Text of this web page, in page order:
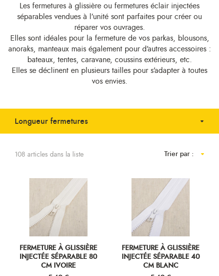
Les fermetures à glissière ou fermetures éclair injectées
séparables vendues à l’unité sont parfaites pour créer ou
réparer vos ouvrages.
Elles sont idéales pour la fermeture de vos parkas, blousons,
anoraks, manteaux mais également pour d’autres accessoires :
bateaux, tentes, caravane, coussins extérieurs, etc.
Elles se déclinent en plusieurs tailles pour s’adapter à toutes
vos envies.
Longueur fermetures
108 articles dans la liste Trier par :
FERMETURE À GLISSIÈRE
INJECTÉE SÉPARABLE 80
CM IVOIRE
FERMETURE À GLISSIÈRE
INJECTÉE SÉPARABLE 40
CM BLANC